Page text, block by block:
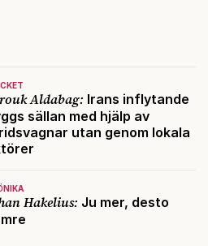
Aldabag: Irans inflytande
sällan med hjälp av
utan genom lokala
Hakelius: Ju mer, desto